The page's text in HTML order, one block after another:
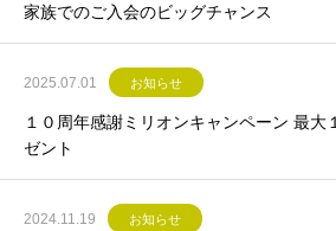
家族でのご入会のビッグチャンス
2025.07.01 お知らせ
１０周年感謝ミリオンキャンペーン 最大
ゼント
2024.11.19 お知らせ